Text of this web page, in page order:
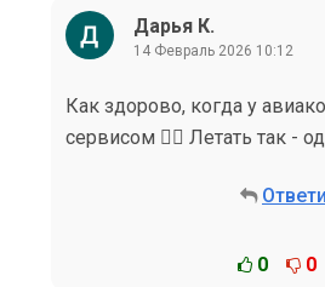
Дарья К.
14 Февраль 2026 10:12
Как здорово, когда у
сервисом 👍🏻 Летать так -
0 0